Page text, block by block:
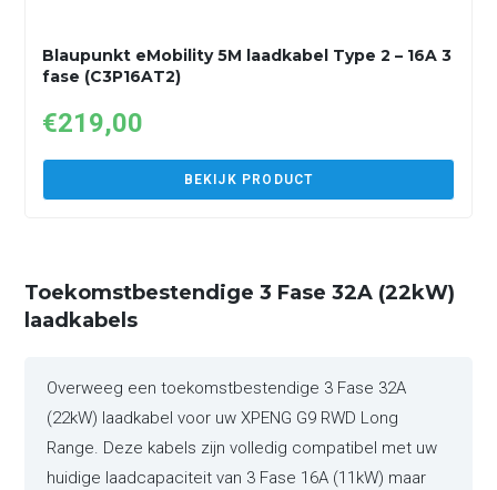
Blaupunkt eMobility 5M laadkabel Type 2 – 16A 3
fase (C3P16AT2)
€219,00
BEKIJK PRODUCT
Toekomstbestendige 3 Fase 32A (22kW)
laadkabels
Overweeg een toekomstbestendige 3 Fase 32A
(22kW) laadkabel voor uw XPENG G9 RWD Long
Range. Deze kabels zijn volledig compatibel met uw
huidige laadcapaciteit van 3 Fase 16A (11kW) maar